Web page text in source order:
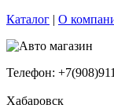
Каталог | О
Телефон:
Хабаровск